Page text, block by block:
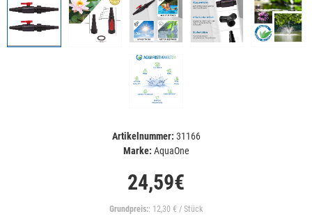
Artikelnummer: 31166
Marke: AquaOne
24,59€
Grundpreis:: 12,30 € / Stück